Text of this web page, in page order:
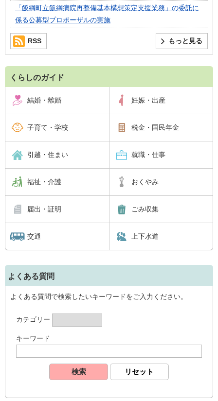
「飯綱町立飯綱病院再整備基本構想策定支援業務」の委託に
係る公募型プロポーザルの実施
もっと見る
RSS
くらしのガイド
結婚・離婚 妊娠・出産
子育て・学校 税金・国民年金
引越・住まい 就職・仕事
福祉・介護 おくやみ
届出・証明 ごみ収集
交通 上下水道
よくある質問
よくある質問で検索したいキーワードをご入力ください。
カテゴリー
キーワード